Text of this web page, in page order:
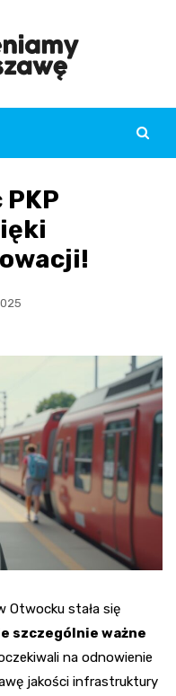
Otwocku stała się
szczególnie ważne
na odnowienie
jakości infrastruktury